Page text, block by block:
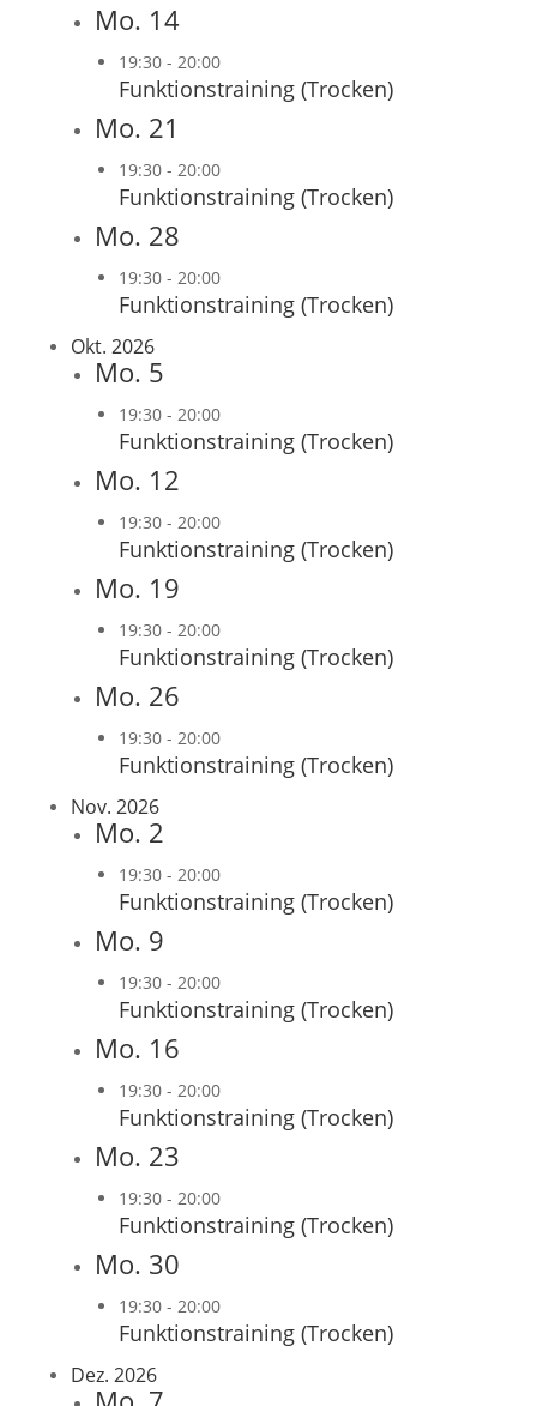
Mo. 14
19:30- 20:00
Funktionstraining (Trocken)
Mo. 21
19:30- 20:00
Funktionstraining (Trocken)
Mo. 28
19:30- 20:00
Funktionstraining (Trocken)
Okt. 2026
Mo. 5
19:30- 20:00
Funktionstraining (Trocken)
Mo. 12
19:30- 20:00
Funktionstraining (Trocken)
Mo. 19
19:30- 20:00
Funktionstraining (Trocken)
Mo. 26
19:30- 20:00
Funktionstraining (Trocken)
Nov. 2026
Mo. 2
19:30- 20:00
Funktionstraining (Trocken)
Mo. 9
19:30- 20:00
Funktionstraining (Trocken)
Mo. 16
19:30- 20:00
Funktionstraining (Trocken)
Mo. 23
19:30- 20:00
Funktionstraining (Trocken)
Mo. 30
19:30- 20:00
Funktionstraining (Trocken)
Dez. 2026